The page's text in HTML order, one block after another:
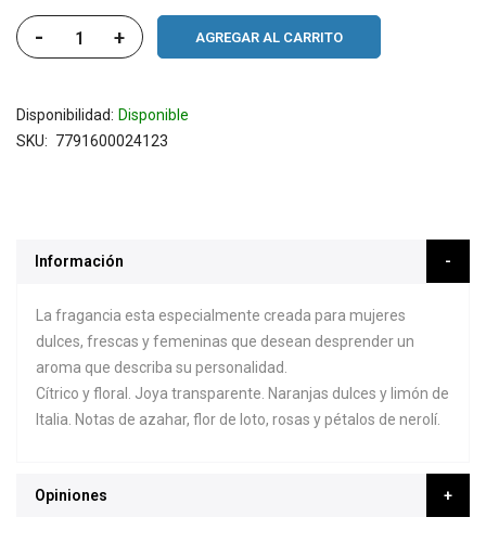
- + AGREGAR AL CARRITO
Disponibilidad: Disponible
SKU
7791600024123
Información
La fragancia esta especialmente creada para mujeres
dulces, frescas y femeninas que desean desprender un
aroma que describa su personalidad.
Cítrico y floral. Joya transparente. Naranjas dulces y limón de
Italia. Notas de azahar, flor de loto, rosas y pétalos de nerolí.
Opiniones